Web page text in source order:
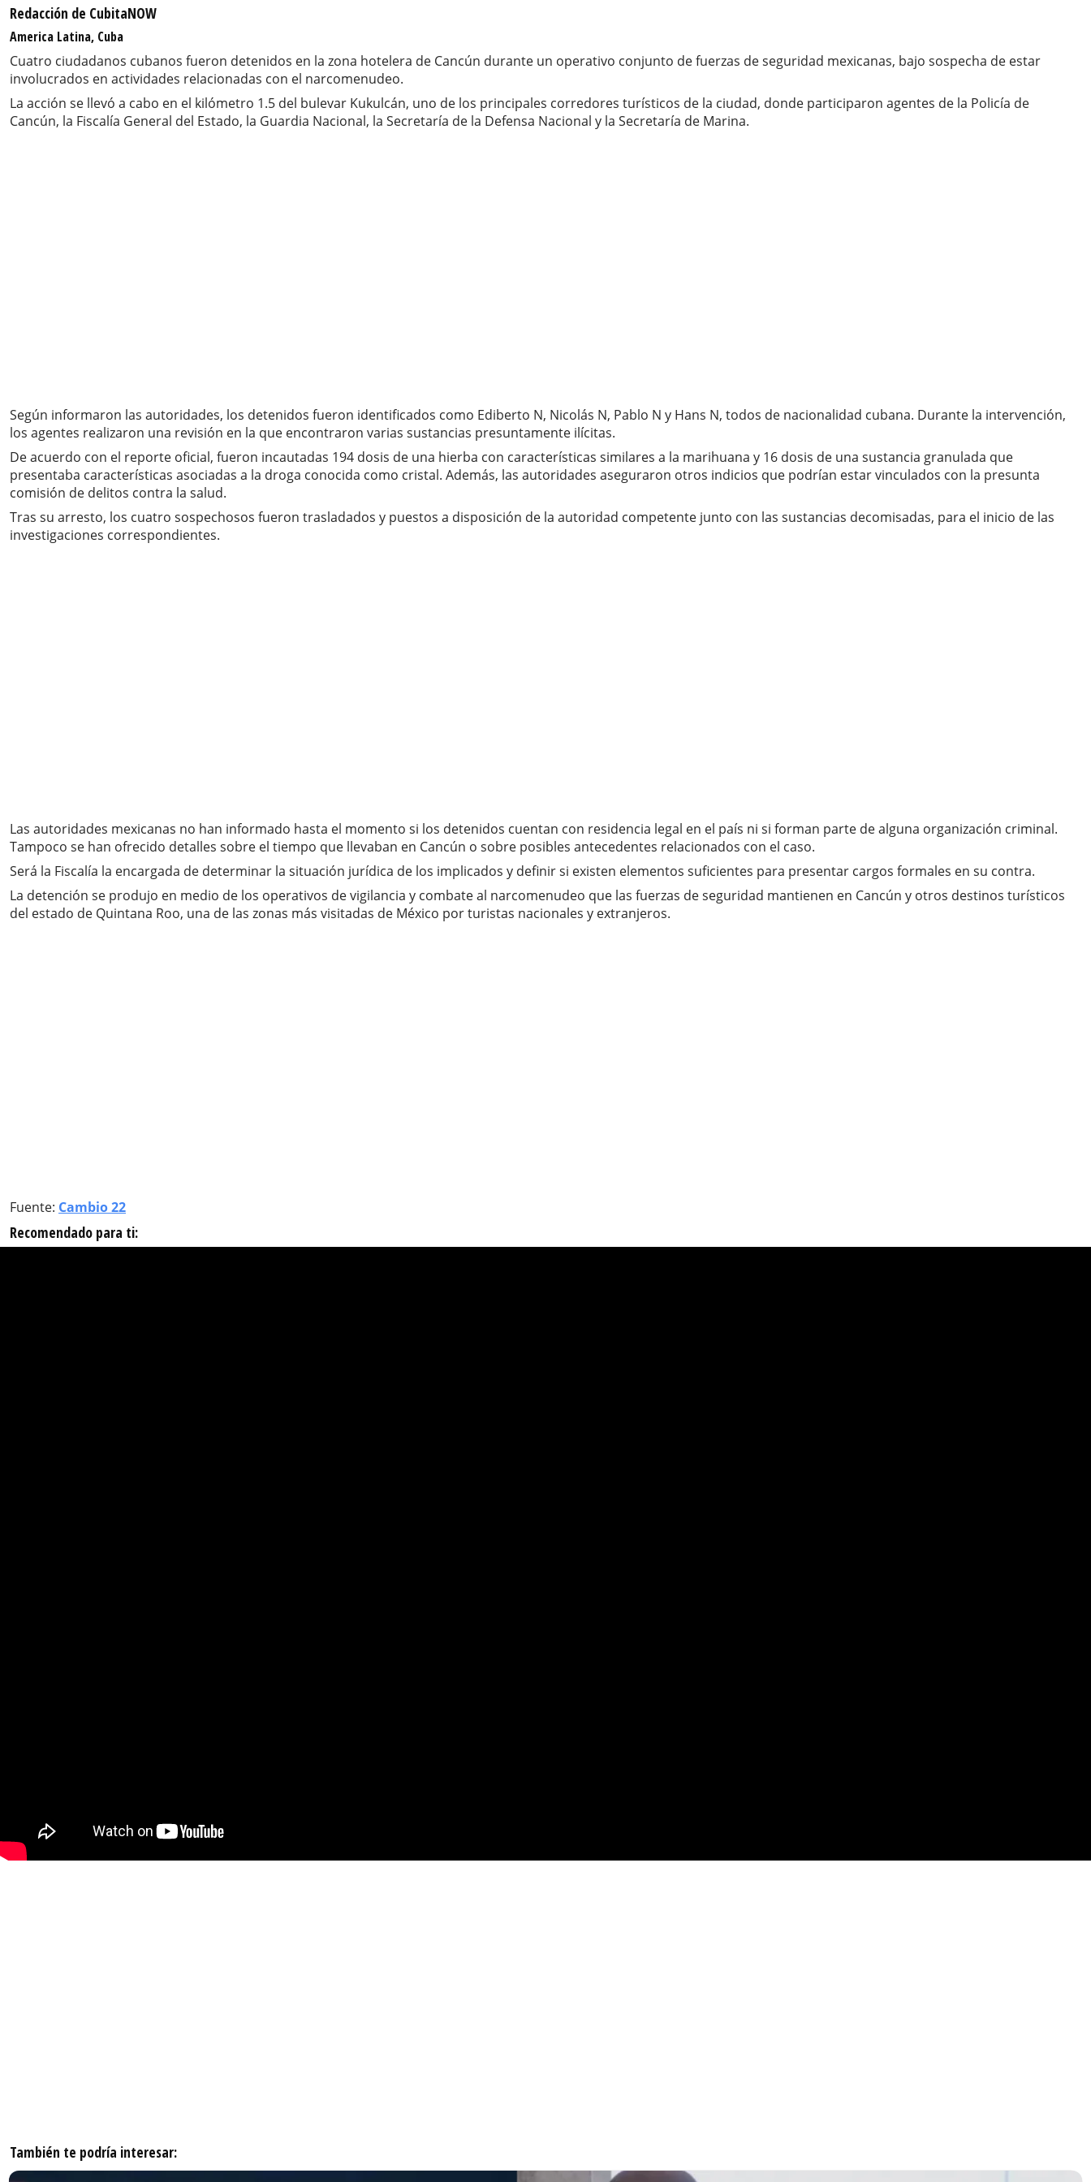
Redacción de CubitaNOW
America Latina, Cuba
Cuatro ciudadanos cubanos fueron detenidos en la zona hotelera de Cancún durante un operativo conjunto de fuerzas de seguridad mexicanas, bajo sospecha de estar
involucrados en actividades relacionadas con el narcomenudeo.
La acción se llevó a cabo en el kilómetro 1.5 del bulevar Kukulcán, uno de los principales corredores turísticos de la ciudad, donde participaron agentes de la Policía de
Cancún, la Fiscalía General del Estado, la Guardia Nacional, la Secretaría de la Defensa Nacional y la Secretaría de Marina.
Según informaron las autoridades, los detenidos fueron identificados como Ediberto N, Nicolás N, Pablo N y Hans N, todos de nacionalidad cubana. Durante la intervención,
los agentes realizaron una revisión en la que encontraron varias sustancias presuntamente ilícitas.
De acuerdo con el reporte oficial, fueron incautadas 194 dosis de una hierba con características similares a la marihuana y 16 dosis de una sustancia granulada que
presentaba características asociadas a la droga conocida como cristal. Además, las autoridades aseguraron otros indicios que podrían estar vinculados con la presunta
comisión de delitos contra la salud.
Tras su arresto, los cuatro sospechosos fueron trasladados y puestos a disposición de la autoridad competente junto con las sustancias decomisadas, para el inicio de las
investigaciones correspondientes.
Las autoridades mexicanas no han informado hasta el momento si los detenidos cuentan con residencia legal en el país ni si forman parte de alguna organización criminal.
Tampoco se han ofrecido detalles sobre el tiempo que llevaban en Cancún o sobre posibles antecedentes relacionados con el caso.
Será la Fiscalía la encargada de determinar la situación jurídica de los implicados y definir si existen elementos suficientes para presentar cargos formales en su contra.
La detención se produjo en medio de los operativos de vigilancia y combate al narcomenudeo que las fuerzas de seguridad mantienen en Cancún y otros destinos turísticos
del estado de Quintana Roo, una de las zonas más visitadas de México por turistas nacionales y extranjeros.
Fuente: Cambio 22
Recomendado para ti:
También te podría interesar: